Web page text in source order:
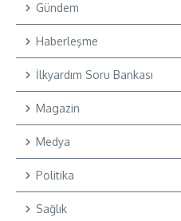
Gündem
Haberleşme
İlkyardım Soru Bankası
Magazin
Medya
Politika
Sağlık